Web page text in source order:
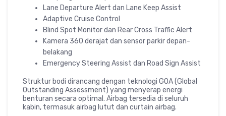
Lane Departure Alert dan Lane Keep Assist
Adaptive Cruise Control
Blind Spot Monitor dan Rear Cross Traffic Alert
Kamera 360 derajat dan sensor parkir depan-
belakang
Emergency Steering Assist dan Road Sign Assist
Struktur bodi dirancang dengan teknologi GOA (Global
Outstanding Assessment) yang menyerap energi
benturan secara optimal. Airbag tersedia di seluruh
kabin, termasuk airbag lutut dan curtain airbag.